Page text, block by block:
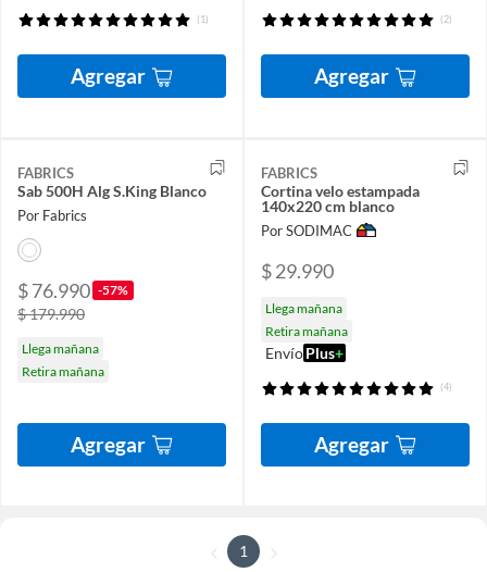
(1)
Agregar
(2)
Agregar
FABRICS
Sab 500H Alg S.King Blanco
Por Fabrics
$ 76.990 -57%
$ 179.990
Llega mañana
Retira mañana
Agregar
FABRICS
Cortina velo estampada
140x220 cm blanco
Por SODIMAC
$ 29.990
Llega mañana
Retira mañana
EnvíoPlus+
(4)
Agregar
1